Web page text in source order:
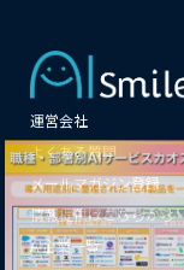
運営会社
よくある質問
メールマガジン登録
情報提供はこちらから
AI企業一覧